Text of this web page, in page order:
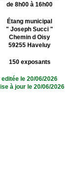
de 8h00 à 16h00
Étang municipal
" Joseph Succi "
Chemin d Oisy
59255 Haveluy
150 exposants
editée le 20/06/2026
à jour le 20/06/2026